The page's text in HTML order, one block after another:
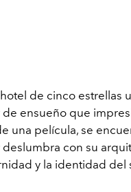
de cinco estrellas
de ensueño que
una película, se
con su
y la identidad del